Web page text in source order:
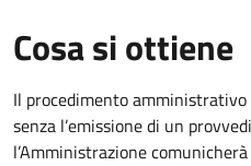
Cosa si ottiene
Il procedimento
senza l’emissione di un
l’Amministrazione